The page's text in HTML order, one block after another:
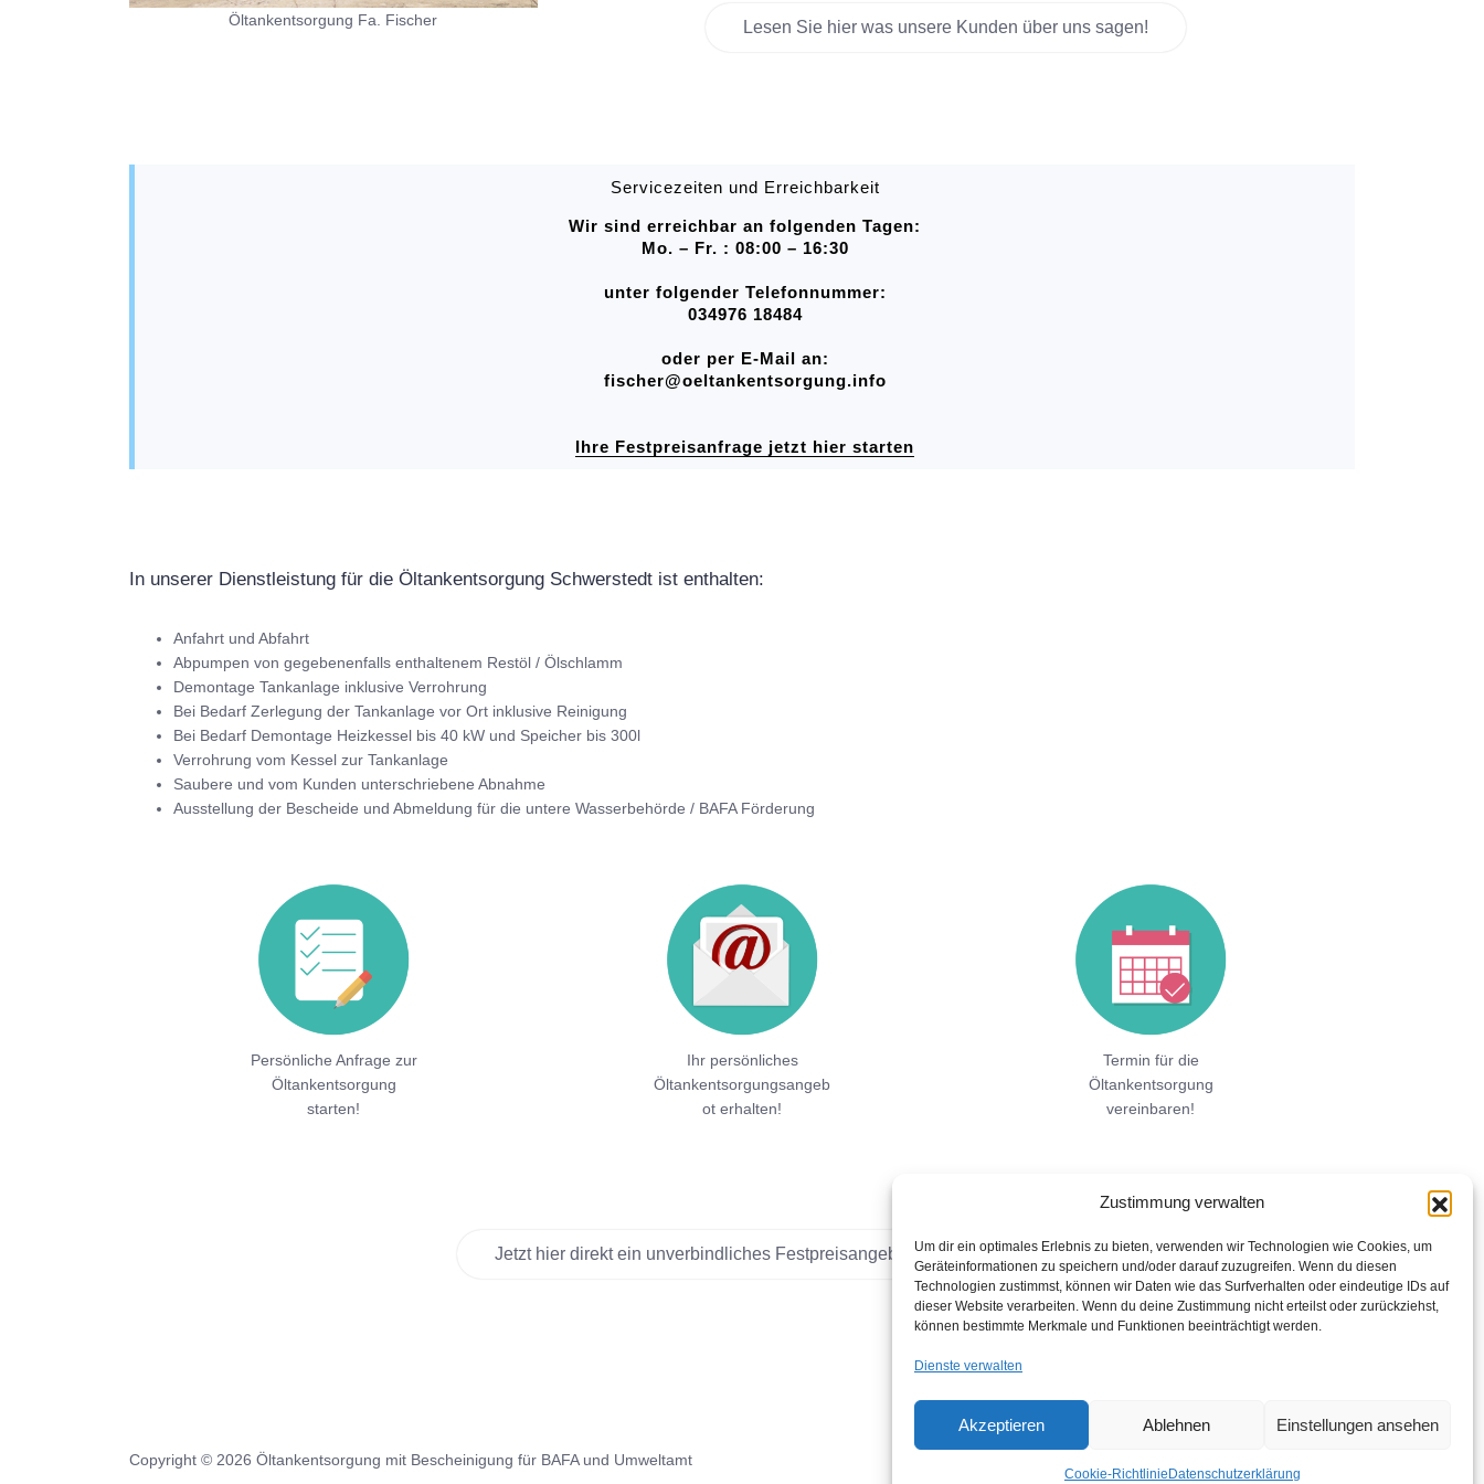
Zustimmung verwalten
Um dir ein optimales Erlebnis zu bieten, verwenden wir Technologien wie Cookies, um
Geräteinformationen zu speichern und/oder darauf zuzugreifen. Wenn du diesen
Technologien zustimmst, können wir Daten wie das Surfverhalten oder eindeutige IDs auf
dieser Website verarbeiten. Wenn du deine Zustimmung nicht erteilst oder zurückziehst,
können bestimmte Merkmale und Funktionen beeinträchtigt werden.
Dienste verwalten
Akzeptieren Ablehnen Einstellungen ansehen
Cookie-Richtlinie Datenschutzerklärung
Öltankentsorgung Fa. Fischer Lesen Sie hier was unsere Kunden über uns sagen!
Servicezeiten und Erreichbarkeit
Wir sind erreichbar an folgenden Tagen:
Mo. – Fr. : 08:00 – 16:30
unter folgender Telefonnummer:
034976 18484
oder per E-Mail an:
fischer@oeltankentsorgung.info
Ihre Festpreisanfrage jetzt hier starten
In unserer Dienstleistung für die Öltankentsorgung Schwerstedt ist enthalten:
Anfahrt und Abfahrt
Abpumpen von gegebenenfalls enthaltenem Restöl / Ölschlamm
Demontage Tankanlage inklusive Verrohrung
Bei Bedarf Zerlegung der Tankanlage vor Ort inklusive Reinigung
Bei Bedarf Demontage Heizkessel bis 40 kW und Speicher bis 300l
Verrohrung vom Kessel zur Tankanlage
Saubere und vom Kunden unterschriebene Abnahme
Ausstellung der Bescheide und Abmeldung für die untere Wasserbehörde / BAFA Förderung
Persönliche Anfrage zur
Öltankentsorgung
starten!
Ihr persönliches
Öltankentsorgungsangeb
ot erhalten!
Termin für die
Öltankentsorgung
vereinbaren!
Jetzt hier direkt ein unverbindliches Festpreisangebot einholen!
Copyright © 2026 Öltankentsorgung mit Bescheinigung für BAFA und Umweltamt